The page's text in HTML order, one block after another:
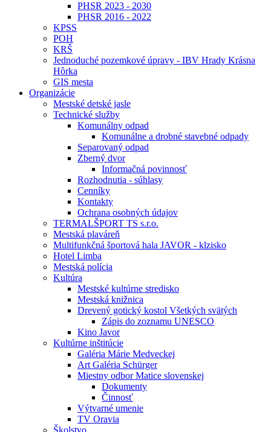
PHSR 2023 - 2030
PHSR 2016 - 2022
KPSS
POH
KRŠ
Jednoduché pozemkové úpravy - IBV Hrady Krásna
Hôrka
GIS mesta
Organizácie
Mestské detské jasle
Technické služby
Komunálny odpad
Komunálne a drobné stavebné odpady
Separovaný odpad
Zberný dvor
Informačná povinnosť
Rozhodnutia - súhlasy
Cenníky
Kontakty
Ochrana osobných údajov
TERMALŠPORT TS s.r.o.
Mestská plaváreň
Multifunkčná športová hala JAVOR - klzisko
Hotel Limba
Mestská polícia
Kultúra
Mestské kultúrne stredisko
Mestská knižnica
Drevený gotický kostol Všetkých svätých
Zápis do zoznamu UNESCO
Kino Javor
Kultúrne inštitúcie
Galéria Márie Medveckej
Art Galéria Schürger
Miestny odbor Matice slovenskej
Dokumenty
Činnosť
Výtvarné umenie
TV Oravia
Školstvo